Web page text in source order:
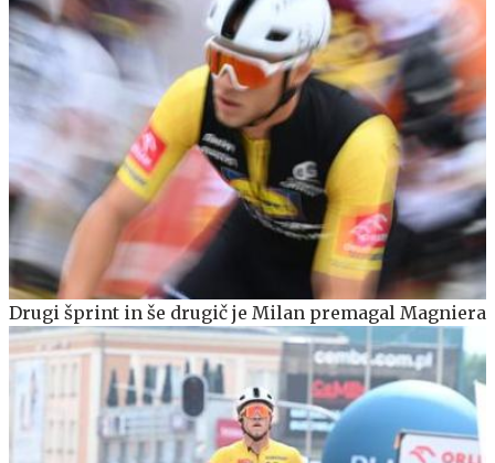
Drugi šprint in še drugič je Milan premagal Magniera